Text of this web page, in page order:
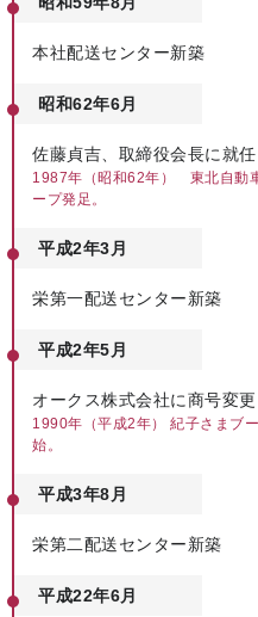
本社配送センター新築
昭和62年6月
佐藤貞吉、取締役会長に就
1987年（昭和62年） 東北自動
ープ発足。
平成2年3月
栄第一配送センター新築
平成2年5月
オークス株式会社に商号変更
1990年（平成2年） 紀子さまブ
始。
平成3年8月
栄第二配送センター新築
平成22年6月